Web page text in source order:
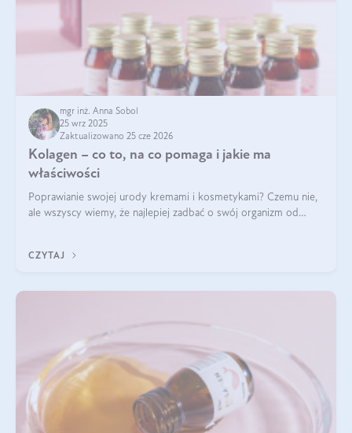
mgr inż. Anna Sobol
25 wrz 2025
Zaktualizowano 25 cze 2026
Kolagen – co to, na co pomaga i jakie ma
właściwości
Poprawianie swojej urody kremami i kosmetykami? Czemu nie,
ale wszyscy wiemy, że najlepiej zadbać o swój organizm od
wysokiej jakości suplem
CZYTAJ